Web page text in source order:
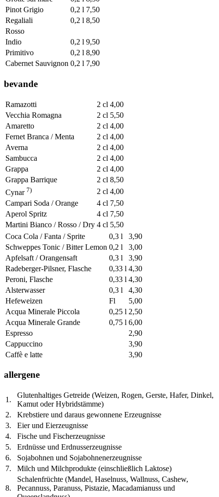
Pinot Grigio
0,2 l 7,50
Regaliali
0,2 l 8,50
Rosso
Indio
0,2 l 9,50
Primitivo
0,2 l 8,90
Cabernet Sauvignon 0,2 l 7,90
bevande
Ramazotti 2 cl 4,00
Vecchia Romagna
2 cl 5,50
Amaretto
2 cl 4,00
Fernet Branca / Menta
2 cl 4,00
Averna
2 cl 4,00
Sambucca
2 cl 4,00
Grappa
2 cl 4,00
Grappa Barrique
2 cl 8,50
Cynar 7) 2 cl 4,00
Campari Soda / Orange
4 cl 7,50
Aperol Spritz
4 cl 7,50
Martini Bianco / Rosso / Dry 4 cl 5,50
Coca Cola / Fanta / Sprite
0,3 l
3,90
Schweppes Tonic / Bitter Lemon 0,2 l
3,00
Apfelsaft / Orangensaft
0,3 l
3,90
Radeberger-Pilsner, Flasche
0,33 l 4,30
Peroni, Flasche
0,33 l 4,30
Alsterwasser
0,3 l
4,30
Hefeweizen
Fl
5,00
Acqua Minerale Piccola
0,25 l 2,50
Acqua Minerale Grande
0,75 l 6,00
Espresso
2,90
Cappuccino
3,90
Caffè e latte
3,90
allergene
1.
Glutenhaltiges Getreide (Weizen, Rogen, Gerste, Hafer, Dinkel,
Kamut oder Hybridstämme)
2.
Krebstiere und daraus gewonnene Erzeugnisse
3.
Eier und Eierzeugnisse
4.
Fische und Fischerzeugnisse
5.
Erdnüsse und Erdnusserzeugnisse
6.
Sojabohnen und Sojabohnenerzeugnisse
7.
Milch und Milchprodukte (einschließlich Laktose)
8.
Schalenfrüchte (Mandel, Haselnuss, Wallnuss, Cashew,
Pecannuss, Paranuss, Pistazie, Macadamianuss und